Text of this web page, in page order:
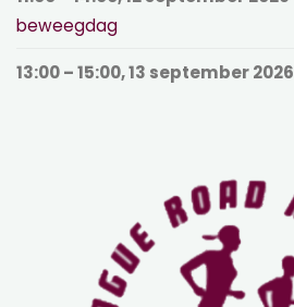
beweegdag
13:00– 15:00,13 september 2026